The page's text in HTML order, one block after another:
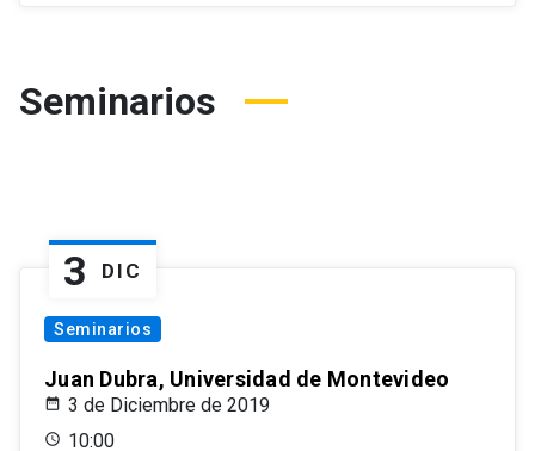
Seminarios
3 DIC
Seminarios
Juan Dubra, Universidad de Montevideo
3 de Diciembre de 2019
10:00